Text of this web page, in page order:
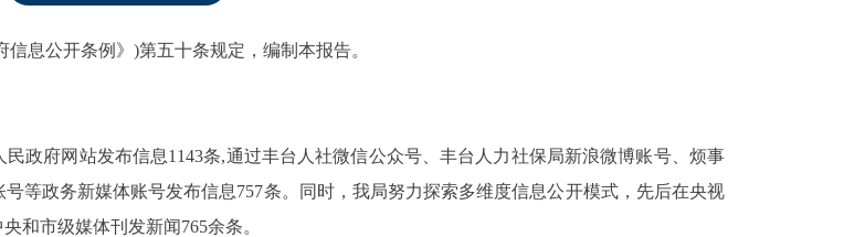
息公开条例》)第五十条规定，编制本报告。
政府网站发布信息1143条,通过丰台人社微信公众号、丰台人力社保局新浪微博账号、烦事
等政务新媒体账号发布信息757条。同时，我局努力探索多维度信息公开模式，先后在央视
央和市级媒体刊发新闻765余条。